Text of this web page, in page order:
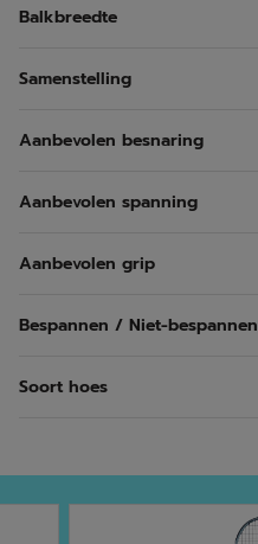
Balkbreedte
Samenstelling
Aanbevolen besnaring
Aanbevolen spanning
Aanbevolen grip
Bespannen / Niet-bespannen
Soort hoes